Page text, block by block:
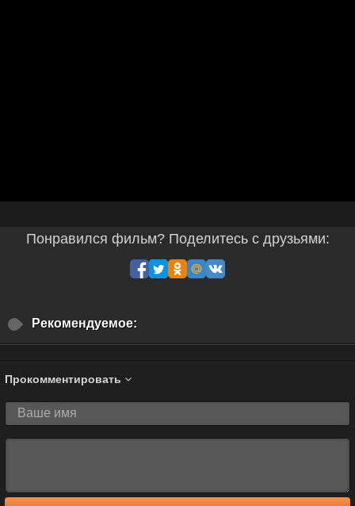
Понравился фильм? Поделитесь с друзьями:
Рекомендуемое:
Прокомментировать